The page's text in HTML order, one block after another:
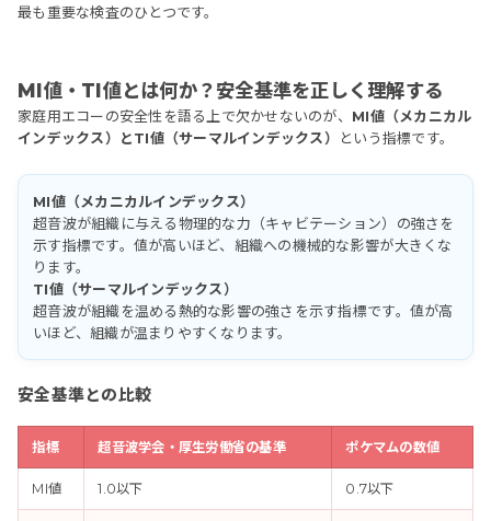
最も重要な検査のひとつです。
MI値・TI値とは何か？安全基準を正しく理解する
家庭用エコーの安全性を語る上で欠かせないのが、 MI値（メカニカル
インデックス）とTI値（サーマルインデックス）
という指標です。
MI値（メカニカルインデックス）
超音波が組織に与える物理的な力（キャビテーション）の強さを
示す指標です。値が高いほど、組織への機械的な影響が大きくな
ります。
TI値（サーマルインデックス）
超音波が組織を温める熱的な影響の強さを示す指標です。値が高
いほど、組織が温まりやすくなります。
安全基準との比較
指標 超音波学会・厚生労働省の基準 ポケマムの数値
MI値 1.0以下 0.7以下